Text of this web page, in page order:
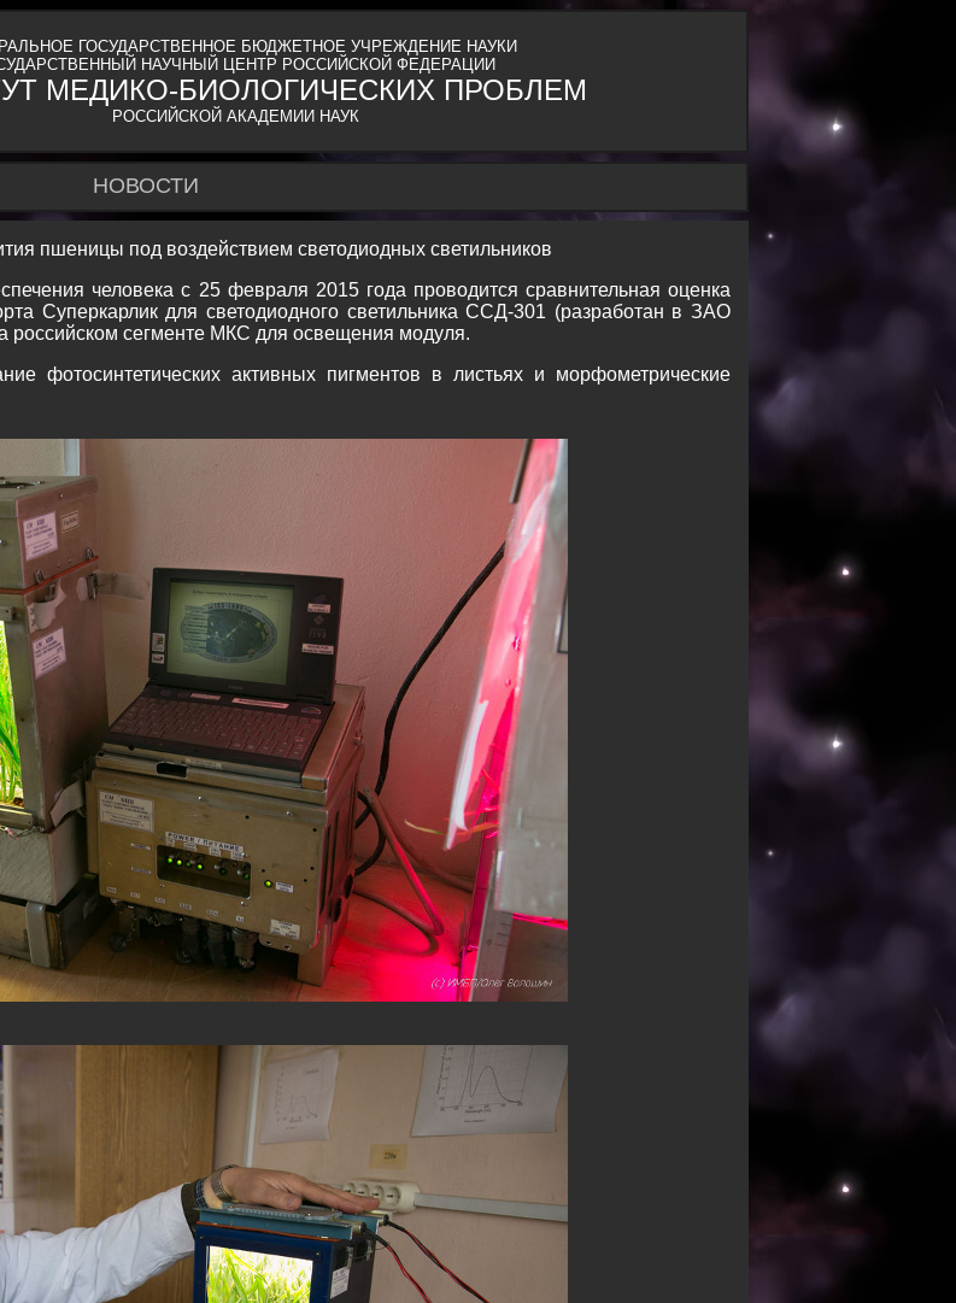
ГОСУДАРСТВЕННОЕ БЮДЖЕТНОЕ УЧРЕЖДЕНИЕ НАУКИ
НАУЧНЫЙ ЦЕНТР РОССИЙСКОЙ ФЕДЕРАЦИИ
МЕДИКО-БИОЛОГИЧЕСКИХ ПРОБЛЕМ
РОССИЙСКОЙ АКАДЕМИИ НАУК
НОВОСТИ
пшеницы под воздействием светодиодных светильников
человека с 25 февраля 2015 года проводится сравнительная оценка
Суперкарлик для светодиодного светильника ССД-301 (разработан в ЗАО
сегменте МКС для освещения модуля.
фотосинтетических активных пигментов в листьях и морфометрические